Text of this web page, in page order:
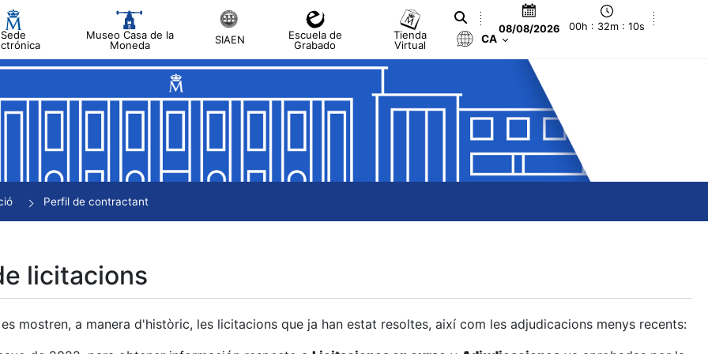
Sede
Museo Casa de la
Moneda
SIAEN
Escuela de
Grabado
Tienda
Virtual
08/08/2026 00h : 32m : 11s
CA
Perfil de contractant
licitacions
mostren, a manera d'històric, les licitacions que ja han estat resoltes, així com les adjudicacions menys recents: